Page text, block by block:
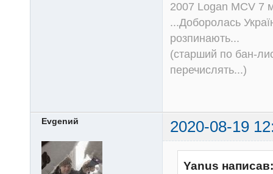
2007 Logan MCV 7
...Доборолась
розпинають...
(старший по бан-
перечислять...)
Evgenий 2020-08-19
Yanus написав: